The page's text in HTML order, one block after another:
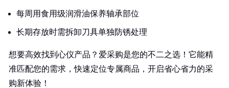
每周用食用级润滑油保养轴承部位
长期存放时需拆卸刀具单独防锈处理
想要高效找到心仪产品？爱采购是您的不二之选！它能精
准匹配您的需求，快速定位专属商品，开启省心省力的采
购新体验！